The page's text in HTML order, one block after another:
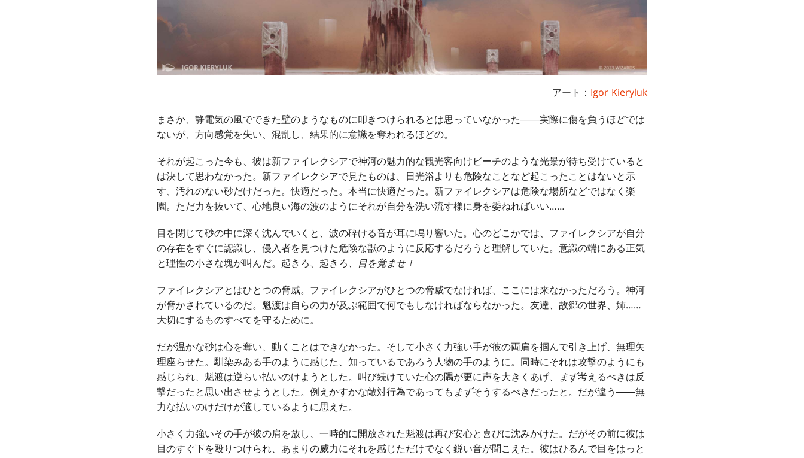
アート： Igor Kieryluk
まさか、静電気の風でできた壁のようなものに叩きつけられるとは思っていなかった――実際に傷を負うほどでは
ないが、方向感覚を失い、混乱し、結果的に意識を奪われるほどの。
それが起こった今も、彼は新ファイレクシアで神河の魅力的な観光客向けビーチのような光景が待ち受けていると
は決して思わなかった。新ファイレクシアで見たものは、日光浴よりも危険なことなど起こったことはないと示
す、汚れのない砂だけだった。快適だった。本当に快適だった。新ファイレクシアは危険な場所などではなく楽
園。ただ力を抜いて、心地良い海の波のようにそれが自分を洗い流す様に身を委ねればいい……
目を閉じて砂の中に深く沈んでいくと、波の砕ける音が耳に鳴り響いた。心のどこかでは、ファイレクシアが自分
の存在をすぐに認識し、侵入者を見つけた危険な獣のように反応するだろうと理解していた。意識の端にある正気
と理性の小さな塊が叫んだ。起きろ、起きろ、 目を覚ませ！
ファイレクシアとはひとつの脅威。ファイレクシアがひとつの脅威でなければ、ここには来なかっただろう。神河
が脅かされているのだ。魁渡は自らの力が及ぶ範囲で何でもしなければならなかった。友達、故郷の世界、姉……
大切にするものすべてを守るために。
だが温かな砂は心を奪い、動くことはできなかった。そして小さく力強い手が彼の両肩を掴んで引き上げ、無理矢
理座らせた。馴染みある手のように感じた、知っているであろう人物の手のように。同時にそれは攻撃のようにも
感じられ、魁渡は逆らい払いのけようとした。叫び続けていた心の隅が更に声を大きくあげ、
まず考えるべきは反
撃だったと思い出させようとした。例えかすかな敵対行為であっても まずそうするべきだったと。だが違う――無
力な払いのけだけが適しているように思えた。
小さく力強いその手が彼の肩を放し、一時的に開放された魁渡は再び安心と喜びに沈みかけた。だがその前に彼は
目のすぐ下を殴りつけられ、あまりの威力にそれを感じただけでなく鋭い音が聞こえた。彼はひるんで目をはっと